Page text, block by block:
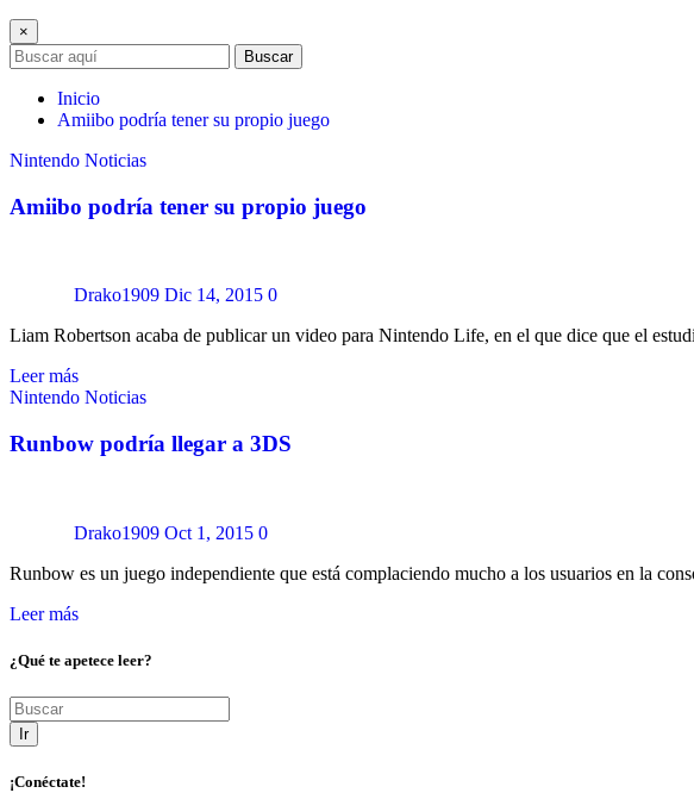
×
Buscar
Inicio
Amiibo podría tener su propio juego
Nintendo Noticias
Amiibo podría tener su propio juego
Drako1909 Dic 14, 2015 0
Liam Robertson acaba de publicar un video para Nintendo Life, en el que dice que el
Leer más
Nintendo Noticias
Runbow podría llegar a 3DS
Drako1909 Oct 1, 2015 0
Runbow es un juego independiente que está complaciendo mucho a los usuarios en la
Leer más
¿Qué te apetece leer?
Ir
¡Conéctate!